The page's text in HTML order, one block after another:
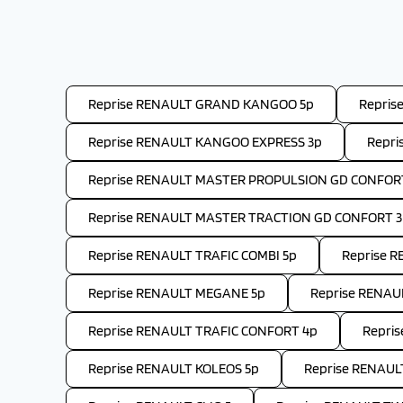
Reprise RENAULT GRAND KANGOO 5p
Reprise RENAULT KANGOO EXPRESS 3p
Reprise RENAULT MASTER PROPULSION GD
Reprise RENAULT MASTER TRACTION GD CONFORT
Reprise RENAULT TRAFIC COMBI 5p Reprise
Reprise RENAULT MEGANE 5p Reprise
Reprise RENAULT TRAFIC CONFORT 4p
Reprise RENAULT KOLEOS 5p Reprise